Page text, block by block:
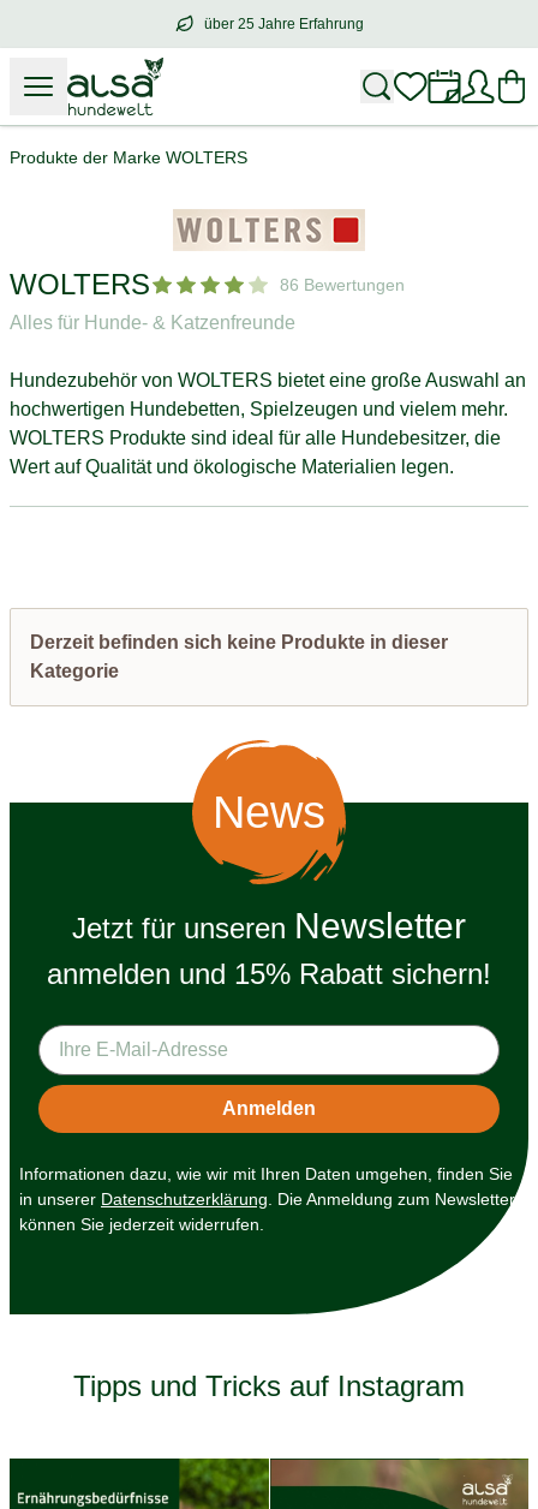
über 25 Jahre Erfahrung
über25 Jahre Erfahrung
Produkte der Marke WOLTERS
WOLTERS 86 Bewertungen
Alles für Hunde- & Katzenfreunde
Hundezubehör von WOLTERS bietet eine große Auswahl an
hochwertigen Hundebetten, Spielzeugen und vielem mehr.
WOLTERS Produkte sind ideal für alle Hundebesitzer, die
Wert auf Qualität und ökologische Materialien legen.
Derzeit befinden sich keine Produkte in dieser
Kategorie
News
Jetzt für unseren Newsletter
anmelden und 15% Rabatt sichern!
Informationen dazu, wie wir mit Ihren Daten umgehen, finden Sie
in unserer Datenschutzerklärung . Die Anmeldung zum Newsletter
können Sie jederzeit widerrufen.
Tipps und Tricks auf Instagram